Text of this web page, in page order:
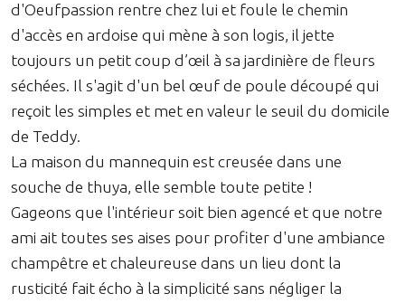
d'Oeufpassion rentre chez lui et foule le chemin
d'accès en ardoise qui mène à son logis, il jette
toujours un petit coup d’œil à sa jardinière de fleurs
séchées. Il s'agit d'un bel œuf de poule découpé qui
reçoit les simples et met en valeur le seuil du domicile
de Teddy.
La maison du mannequin est creusée dans une
souche de thuya, elle semble toute petite !
Gageons que l'intérieur soit bien agencé et que notre
ami ait toutes ses aises pour profiter d'une ambiance
champêtre et chaleureuse dans un lieu dont la
rusticité fait écho à la simplicité sans négliger la